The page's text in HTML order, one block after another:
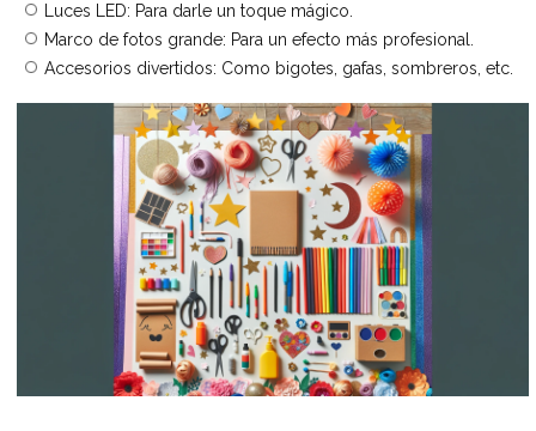
Luces LED: Para darle un toque mágico.
Marco de fotos grande: Para un efecto más profesional.
Accesorios divertidos: Como bigotes, gafas, sombreros, etc.